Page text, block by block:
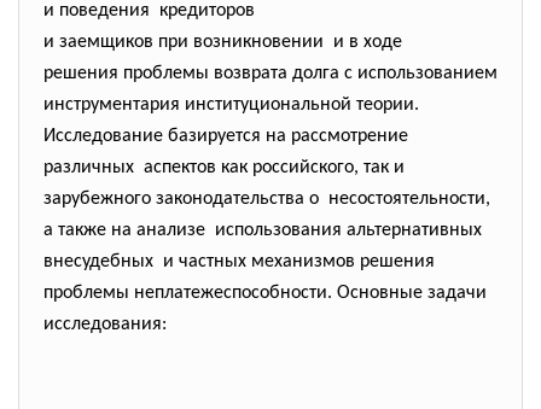
и поведения кредиторов
и заемщиков при возникновении и в ходе
решения проблемы возврата долга с использованием
инструментария институциональной теории.
Исследование базируется на рассмотрение
различных аспектов как российского, так и
зарубежного законодательства о несостоятельности,
а также на анализе использования альтернативных
внесудебных и частных механизмов решения
проблемы неплатежеспособности. Основные задачи
исследования: